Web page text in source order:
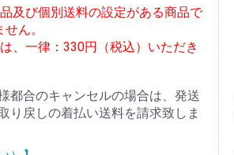
及び個別送料の設定がある商品で
ん。
、一律：330円（税込）いただき
都合のキャンセルの場合は、発送
り戻しの着払い送料を請求致しま